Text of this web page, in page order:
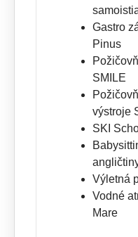
Gastro
Pinus
SMILE
výstroje
SKI
Výletná
Vodné
Mare